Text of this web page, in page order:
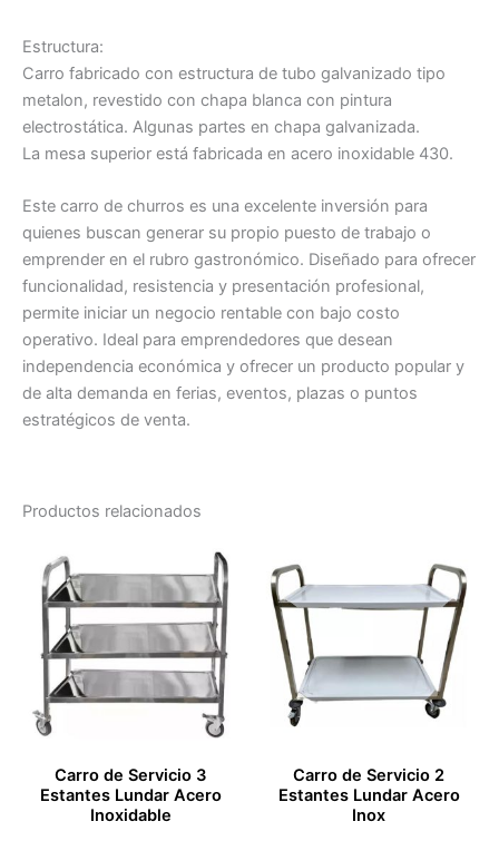
Estructura:
Carro fabricado con estructura de tubo galvanizado tipo
metalon, revestido con chapa blanca con pintura
electrostática. Algunas partes en chapa galvanizada.
La mesa superior está fabricada en acero inoxidable 430.
Este carro de churros es una excelente inversión para
quienes buscan generar su propio puesto de trabajo o
emprender en el rubro gastronómico. Diseñado para ofrecer
funcionalidad, resistencia y presentación profesional,
permite iniciar un negocio rentable con bajo costo
operativo. Ideal para emprendedores que desean
independencia económica y ofrecer un producto popular y
de alta demanda en ferias, eventos, plazas o puntos
estratégicos de venta.
Productos relacionados
Carro de Servicio 3
Estantes Lundar Acero
Inoxidable
Carro de Servicio 2
Estantes Lundar Acero
Inox